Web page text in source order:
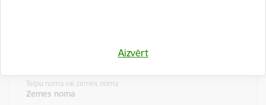
Aizvērt
“Stāķi 16-11” Stradu pagastā. Pieteikumu
Telpu noma vai zemes noma
Zemes noma